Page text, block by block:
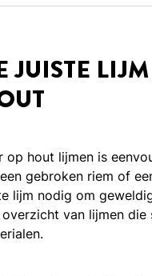
JUISTE
op hout lijmen is
gebroken riem of
lijm nodig om
overzicht van lijmen